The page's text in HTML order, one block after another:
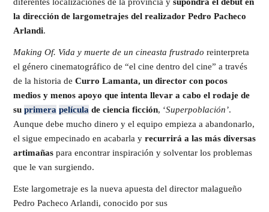
diferentes localizaciones de la provincia y supondrá el debut en
la dirección de largometrajes del realizador Pedro Pacheco
Arlandi.
Making Of. Vida y muerte de un cineasta frustrado reinterpreta
el género cinematográfico de “el cine dentro del cine” a través
de la historia de Curro Lamanta, un director con pocos
medios y menos apoyo que intenta llevar a cabo el rodaje de
su primera película de ciencia ficción, ‘Superpoblación’.
Aunque debe mucho dinero y el equipo empieza a abandonarlo,
el sigue empecinado en acabarla y recurrirá a las más diversas
artimañas para encontrar inspiración y solventar los problemas
que le van surgiendo.
Este largometraje es la nueva apuesta del director malagueño
Pedro Pacheco Arlandi, conocido por sus